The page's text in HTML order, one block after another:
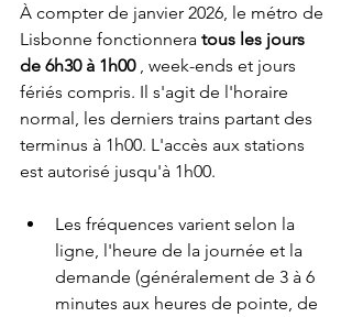
À compter de janvier 2026, le métro de
Lisbonne fonctionnera tous les jours
de 6h30 à 1h00 , week-ends et jours
fériés compris. Il s'agit de l'horaire
normal, les derniers trains partant des
terminus à 1h00. L'accès aux stations
est autorisé jusqu'à 1h00.
Les fréquences varient selon la
ligne, l'heure de la journée et la
demande (généralement de 3 à 6
minutes aux heures de pointe, de